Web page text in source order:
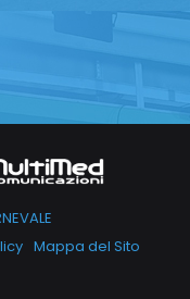
Mappa del Sito